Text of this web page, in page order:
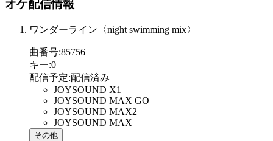
オケ配信情報
ワンダーライン〈night swimming mix〉
曲番号:85756
キー:0
配信予定:配信済み
JOYSOUND X1
JOYSOUND MAX GO
JOYSOUND MAX2
JOYSOUND MAX
その他